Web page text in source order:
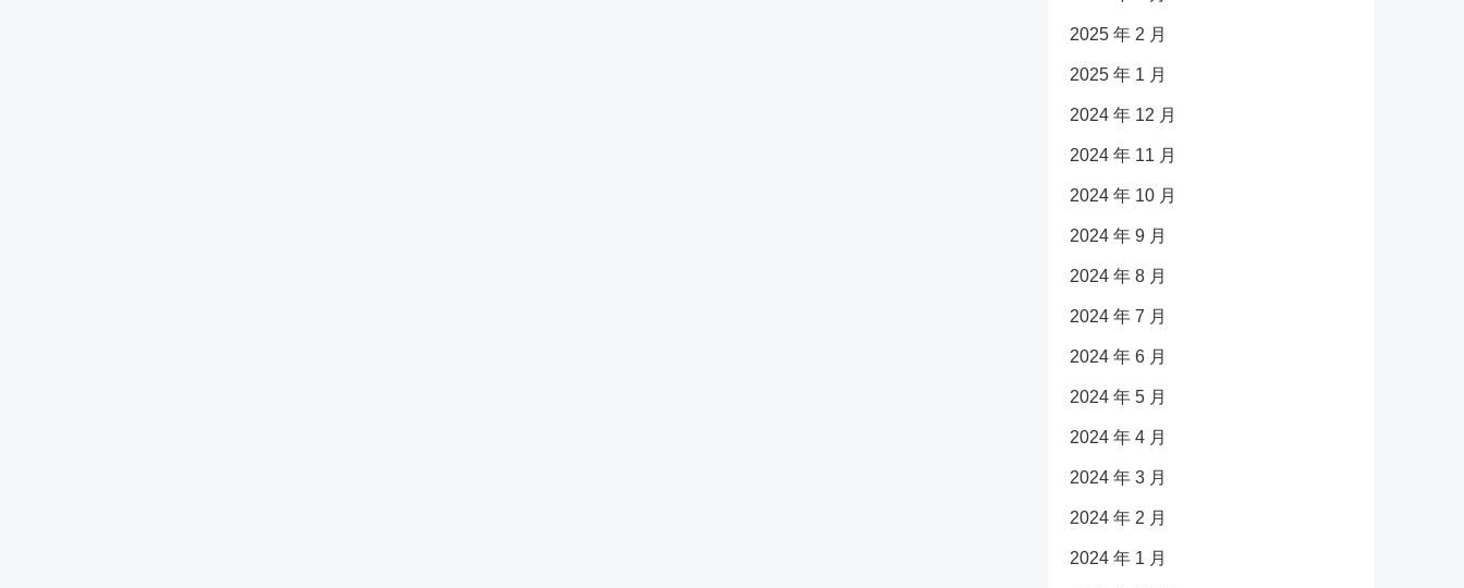
2025 年 2 月
2025 年 1 月
2024 年 12 月
2024 年 11 月
2024 年 10 月
2024 年 9 月
2024 年 8 月
2024 年 7 月
2024 年 6 月
2024 年 5 月
2024 年 4 月
2024 年 3 月
2024 年 2 月
2024 年 1 月